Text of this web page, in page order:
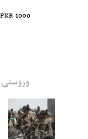
1000 PKR
وروستی